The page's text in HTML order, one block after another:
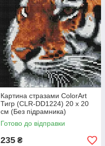
Картина стразами ColorArt
Тигр (CLR-DD1224) 20 х 20
см (Без підрамника)
Готово до відправки
235 ₴